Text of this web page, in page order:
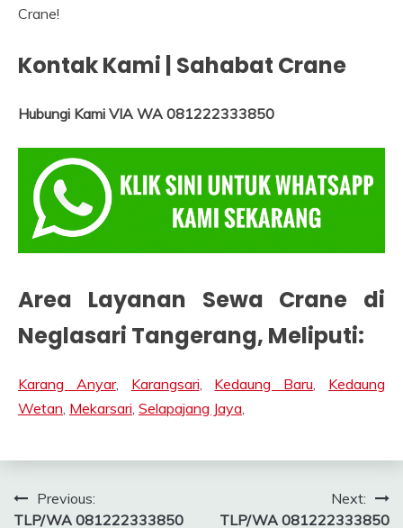
Crane!
Kontak Kami | Sahabat Crane
Hubungi Kami VIA WA 081222333850
Area Layanan Sewa Crane di
Neglasari Tangerang, Meliputi:
Karang Anyar, Karangsari Kedaung Baru
Kedaung
Wetan Mekarsari Selapajang Jaya
PostPrevious:
TLP/WA 081222333850
Next:
TLP/WA 081222333850